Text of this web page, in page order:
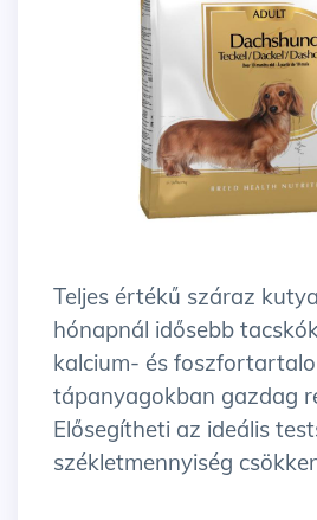
Teljes értékű száraz
hónapnál idősebb
kalcium- és
tápanyagokban gazdag
Elősegítheti az ideális
székletmennyiség